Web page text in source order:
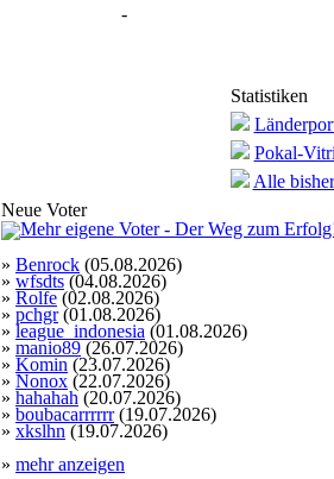
-
Statistiken
Pokal-
Alle
Neue Voter
» Benrock (05.08.2026)
» wfsdts (04.08.2026)
» Rolfe (02.08.2026)
» pchgr(01.08.2026)
» league_indonesia (01.08.2026)
» manio89 (26.07.2026)
» Komin (23.07.2026)
» Nonox (22.07.2026)
» hahahah (20.07.2026)
» boubacarrrrrr(19.07.2026)
» xkslhn (19.07.2026)
» mehr anzeigen